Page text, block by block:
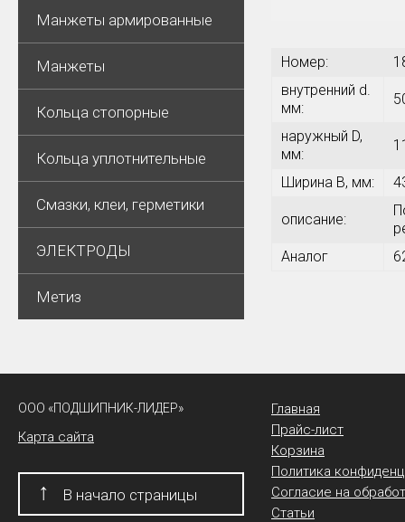
Манжеты армированные
Манжеты
Кольца стопорные
Кольца уплотнительные
Смазки, клеи, герметики
ЭЛЕКТРОДЫ
Метиз
Номер:
внутренний d.
мм:
наружный D,
мм:
Ширина В, мм:
описание:
Аналог
ООО «ПОДШИПНИК-ЛИДЕР»
Карта сайта
↑ В начало страницы
Главная
Прайс-лист
Корзина
Политика
Согласие на
Статьи